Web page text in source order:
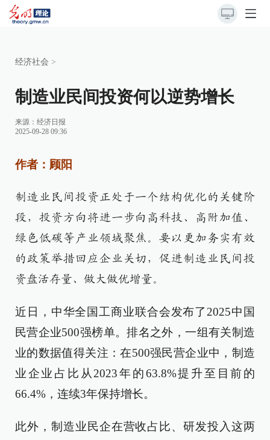
经济社会 >
制造业民间投资何以逆势增长
来源： 经济日报
2025-09-28 09:36
作者：顾阳
制造业民间投资正处于一个结构优化的关键阶
段，投资方向将进一步向高科技、高附加值、
绿色低碳等产业领域聚焦。要以更加务实有效
的政策举措回应企业关切，促进制造业民间投
资盘活存量、做大做优增量。
近日，中华全国工商业联合会发布了2025中国
民营企业500强榜单。排名之外，一组有关制造
业的数据值得关注：在500强民营企业中，制造
业企业占比从2023年的63.8%提升至目前的
66.4%，连续3年保持增长。
此外，制造业民企在营收占比、研发投入这两